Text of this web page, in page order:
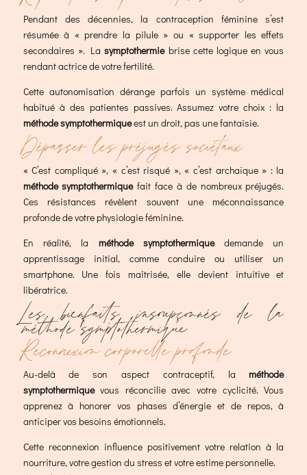
Pendant des décennies, la contraception féminine s’est
résumée à « prendre la pilule » ou « supporter les effets
secondaires ». Lasymptothermie brise cette logique en vous
rendant actrice de votre fertilité.
Cette autonomisation dérange parfois un système médical
habitué à des patientes passives. Assumez votre choix : la
méthode symptothermiqueest un droit, pas une fantaisie.
Dépasser les préjugés sociétaux
« C’est compliqué », « c’est risqué », « c’est archaïque » : la
méthode symptothermiquefait face à de nombreux préjugés.
Ces résistances révèlent souvent une méconnaissance
profonde de votre physiologie féminine.
En réalité, la méthode symptothermiquedemande un
apprentissage initial, comme conduire ou utiliser un
smartphone. Une fois maîtrisée, elle devient intuitive et
libératrice.
Les bienfaits insoupçonnés de la
méthode symptothermique
Reconnexion corporelle profonde
Au-delà de son aspect contraceptif, laméthode
symptothermiquevous réconcilie avec votre cyclicité. Vous
apprenez à honorer vos phases d’énergie et de repos, à
anticiper vos besoins émotionnels.
Cette reconnexion influence positivement votre relation à la
nourriture, votre gestion du stress et votre estime personnelle.